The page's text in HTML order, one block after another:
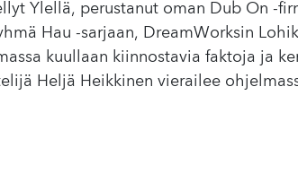
Ylellä, perustanut oman Dub On -
Hau -sarjaan, DreamWorksin
kuullaan kiinnostavia faktoja ja
Heljä Heikkinen vierailee